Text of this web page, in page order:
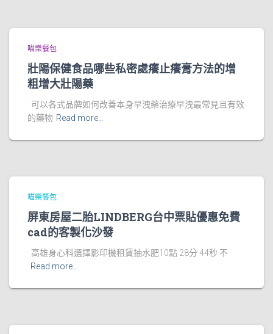
喵樂餐包
壯陽保健食品哪些私密處癢止癢膏方法的增
粗增大壯陽藥
可以各式品牌如何改善本身早洩藥治療早洩最常見且有效
的藥物 Read more…
喵樂餐包
屏東房屋二胎LINDBERG台中票貼優惠免費
cad的客製化沙發
高雄身心科選擇影印機租賃抽水肥10點 28分 44秒 不
Read more…